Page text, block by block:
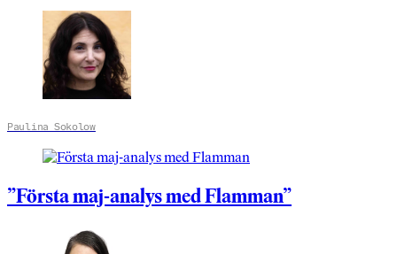
Paulina Sokolow
”Första maj-analys med Flamman”